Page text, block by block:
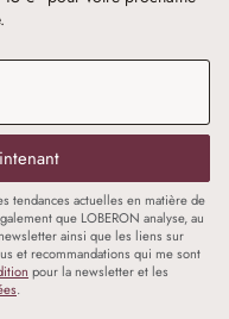
tendances actuelles en matière de
que LOBERON analyse, au
ainsi que les liens sur
et recommandations qui me sont
pour la newsletter et les
.